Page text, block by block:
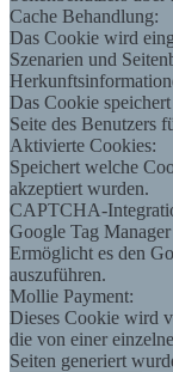
Cache Behandlung:
Das Cookie wird
Szenarien und
Das Cookie
Seite des Benutzers
Aktivierte Cookies:
Speichert welche
akzeptiert wurden.
CAPTCHA-
Google Tag
Ermöglicht es den
auszuführen.
Mollie Payment:
Dieses Cookie wird
die von einer
Seiten generiert